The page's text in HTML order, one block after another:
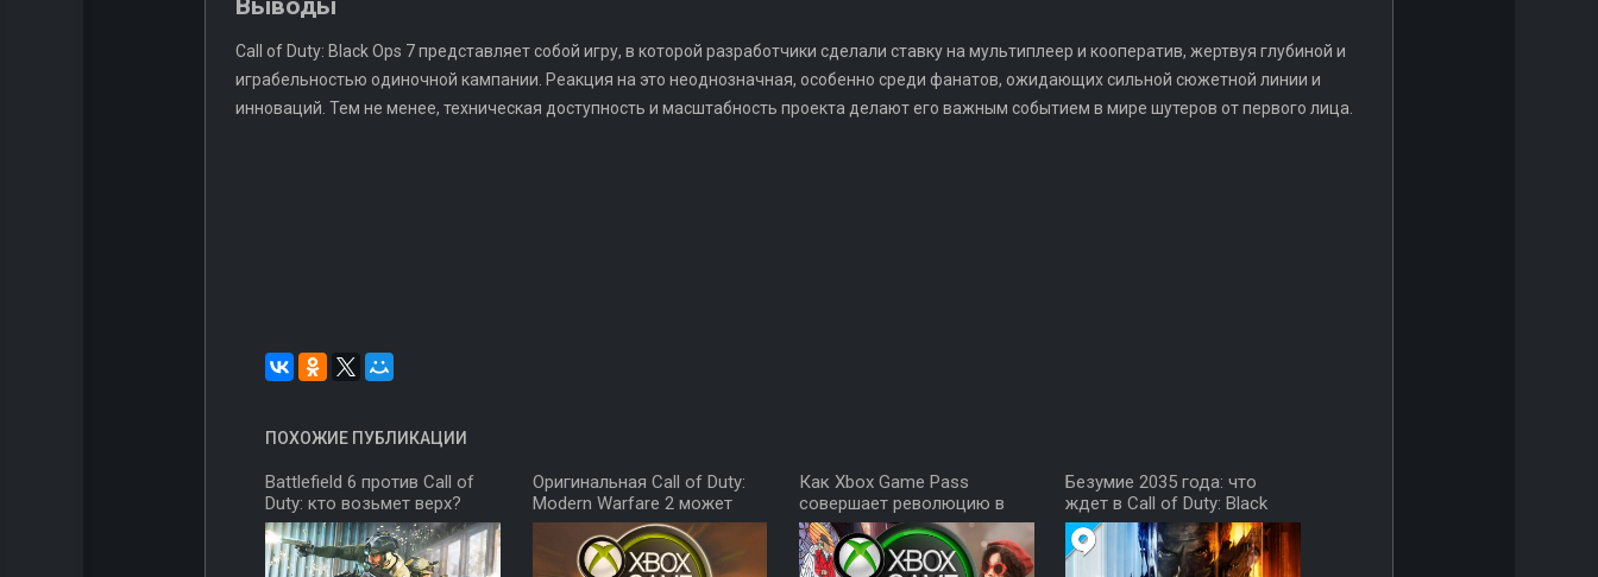
Выводы
Call of Duty: Black Ops 7 представляет собой игру, в которой разработчики сделали ставку на мультиплеер и кооператив, жертвуя глубиной и
играбельностью одиночной кампании. Реакция на это неоднозначная, особенно среди фанатов, ожидающих сильной сюжетной линии и
инноваций. Тем не менее, техническая доступность и масштабность проекта делают его важным событием в мире шутеров от первого лица.
ПОХОЖИЕ ПУБЛИКАЦИИ
Battlefield 6 против Call of
Duty: кто возьмет верх?
Оригинальная Call of Duty:
Modern Warfare 2 может
вернуться в Xbox Game
Как Xbox Game Pass
совершает революцию в
игровой индустрии
Безумие 2035 года: что
ждет в Call of Duty: Black
Ops 7?